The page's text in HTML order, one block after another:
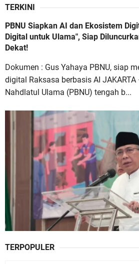
TERKINI
PBNU Siapkan AI dan Ekosistem
Digital untuk Ulama", Siap
Dekat!
Dokumen : Gus Yahaya PBNU, siap
digital Raksasa berbasis AI
Nahdlatul Ulama (PBNU) tengah b...
TERPOPULER